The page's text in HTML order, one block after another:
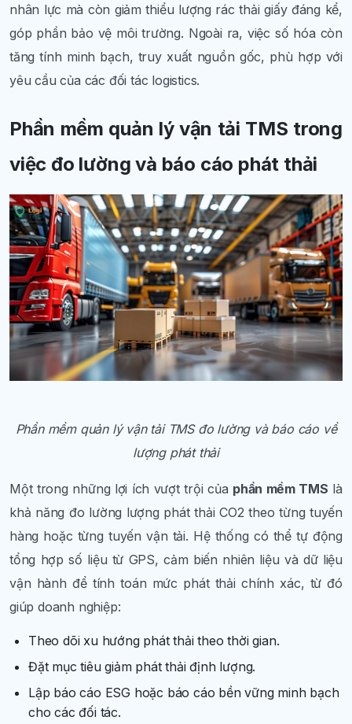
nhân lực mà còn giảm thiểu lượng rác thải giấy đáng kể,
góp phần bảo vệ môi trường. Ngoài ra, việc số hóa còn
tăng tính minh bạch, truy xuất nguồn gốc, phù hợp với
yêu cầu của các đối tác logistics.
Phần mềm quản lý vận tải TMS trong
việc đo lường và báo cáo phát thải
Phần mềm quản lý vận tải TMS đo lường và báo cáo về
lượng phát thải
Một trong những lợi ích vượt trội của phần mềm TMS là
khả năng đo lường lượng phát thải CO2 theo từng tuyến
hàng hoặc từng tuyến vận tải. Hệ thống có thể tự động
tổng hợp số liệu từ GPS, cảm biến nhiên liệu và dữ liệu
vận hành để tính toán mức phát thải chính xác, từ đó
giúp doanh nghiệp:
Theo dõi xu hướng phát thải theo thời gian.
Đặt mục tiêu giảm phát thải định lượng.
Lập báo cáo ESG hoặc báo cáo bền vững minh bạch
cho các đối tác.